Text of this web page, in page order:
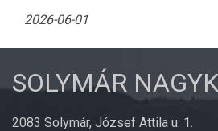
2026-06-01
SOLYMÁR
2083 Solymár, József Attila u. 1.